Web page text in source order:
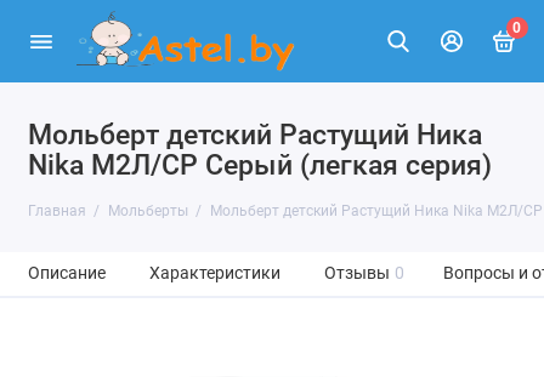
0
Мольберт детский Растущий Ника
Nika М2Л/СР Серый (легкая серия)
Главная Мольберты Мольберт детский Растущий Ника Nika М2Л/СР
Описание Характеристики Отзывы 0 Вопросы и